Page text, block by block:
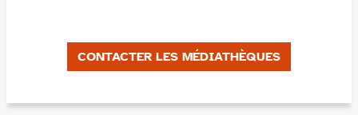
CONTACTER LES MÉDIATHÈQUES